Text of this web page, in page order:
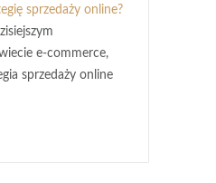
sprzedaży online?
e-commerce,
sprzedaży online